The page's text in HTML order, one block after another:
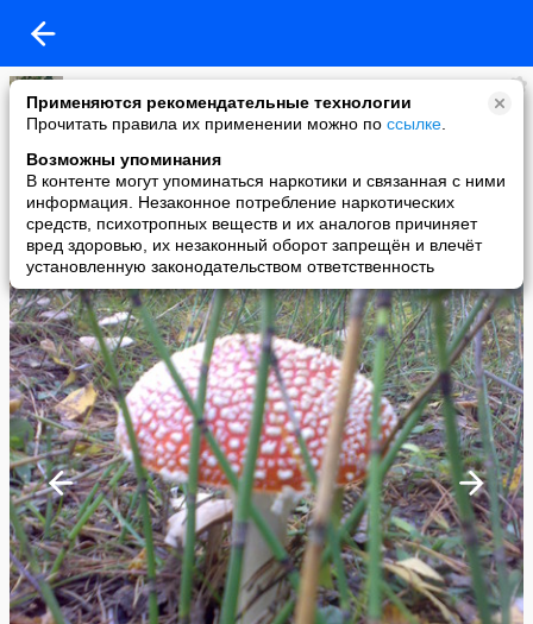
Применяются рекомендательные технологии
Прочитать правила их применении можно по ссылке
Возможны упоминания
В контенте могут упоминаться наркотики и связанная с ними
информация. Незаконное потребление наркотических
средств, психотропных веществ и их аналогов причиняет
вред здоровью, их незаконный оборот запрещён и влечёт
установленную законодательством ответственность
Н
added a photo
10 Oct в 10:49